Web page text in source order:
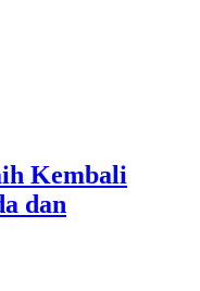
Kembali
dan